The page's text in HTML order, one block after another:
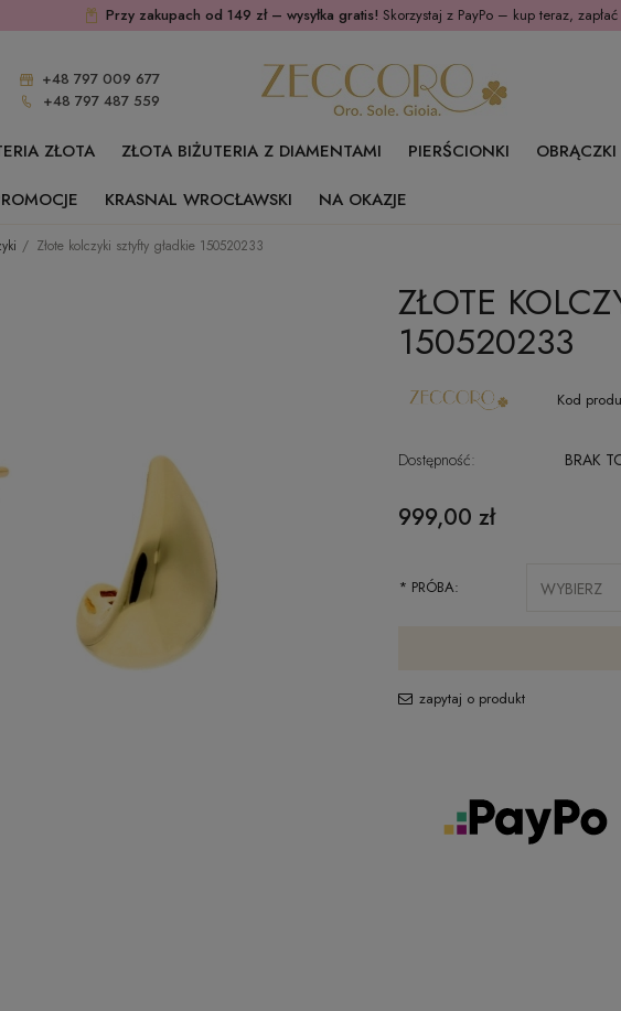
Przy zakupach od 149 zł – wysyłka gratis! Skorzystaj z PayPo – kup teraz,
+48 797 009 677
+48 797 487 559
ZŁOTA ZŁOTA BIŻUTERIA Z DIAMENTAMI PIERŚCIONKI OBRĄCZKI
KRASNAL WROCŁAWSKI NA OKAZJE
Złote kolczyki sztyfty gładkie 150520233
ZŁOTE
150520233
Kod
Dostępność: BRAK
999,00 zł
* PRÓBA:
zapytaj o produkt